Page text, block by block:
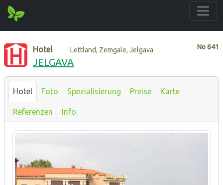
No641
Hotel Lettland, Zemgale, Jelgava
JELGAVA
Hotel Foto Spezialisierung Preise Karte
Referenzen Info